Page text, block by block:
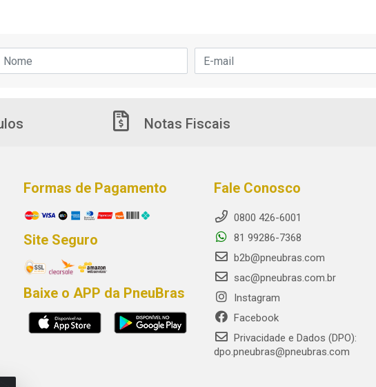
Notas Fiscais
Formas de Pagamento
Site Seguro
Baixe o APP da PneuBras
Fale Conosco
0800 426-6001
81 99286-7368
b2b@pneubras.com
sac@pneubras.com.br
Instagram
Facebook
Privacidade e Dados (DPO):
dpo.pneubras@pneubras.com